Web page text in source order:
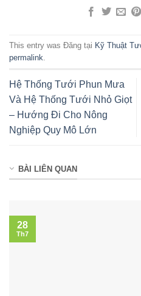
This entry was Đăng tại Kỹ Thuật
permalink
Hệ Thống Tưới Phun Mưa
Và Hệ Thống Tưới Nhỏ Giọt
– Hướng Đi Cho Nông
Nghiệp Quy Mô Lớn
BÀI LIÊN QUAN
28
Th7